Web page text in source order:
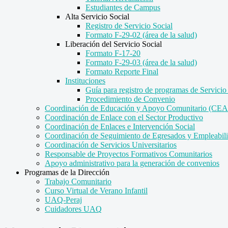
Estudiantes de Campus
Alta Servicio Social
Registro de Servicio Social
Formato F-29-02 (área de la salud)
Liberación del Servicio Social
Formato F-17-20
Formato F-29-03 (área de la salud)
Formato Reporte Final
Instituciones
Guía para registro de programas de
Procedimiento de Convenio
Coordinación de Educación y Apoyo Comunitario
Coordinación de Enlace con el Sector Productivo
Coordinación de Enlaces e Intervención Social
Coordinación de Seguimiento de Egresados y
Coordinación de Servicios Universitarios
Responsable de Proyectos Formativos Comunitarios
Apoyo administrativo para la generación de convenios
Programas de la Dirección
Trabajo Comunitario
Curso Virtual de Verano Infantil
UAQ-Peraj
Cuidadores UAQ